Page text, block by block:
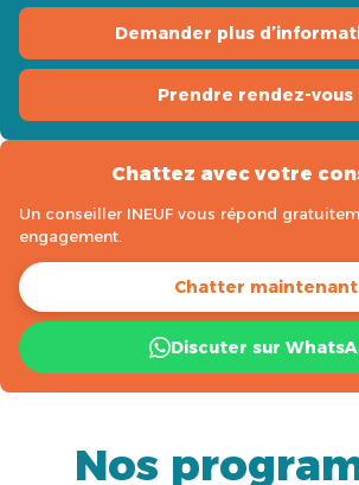
Demander plus
Prendre rendez-vous
Chattez avec votre
Un conseiller INEUF vous répond
engagement.
Chatter maintenant
Discuter sur
Nos